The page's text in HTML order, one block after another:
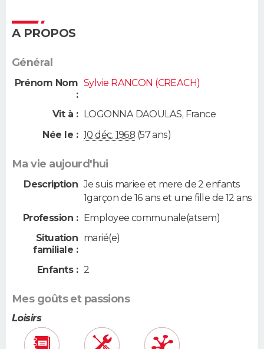
A PROPOS
Général
Prénom Nom
:
Sylvie RANCON (CREACH)
Vit à : LOGONNA DAOULAS, France
Née le : 10 déc. 1968 (57 ans)
Ma vie aujourd'hui
Description Je suis mariee et mere de 2 enfants
1garçon de 16 ans et une fille de 12 ans
Profession : Employee communale(atsem)
Situation
familiale :
marié(e)
Enfants : 2
Mes goûts et passions
Loisirs